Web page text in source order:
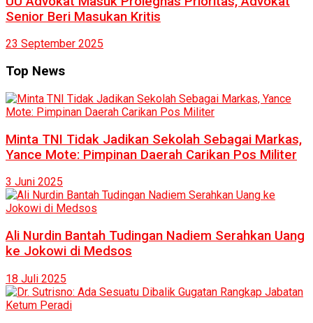
Senior Beri Masukan Kritis
23 September 2025
Top News
Minta TNI Tidak Jadikan Sekolah Sebagai Markas,
Yance Mote: Pimpinan Daerah Carikan Pos Militer
3 Juni 2025
Ali Nurdin Bantah Tudingan Nadiem Serahkan Uang
ke Jokowi di Medsos
18 Juli 2025